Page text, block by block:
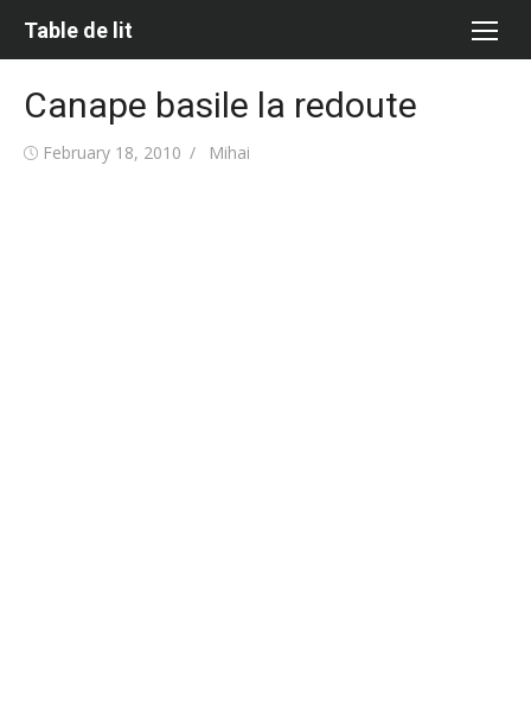
Table de lit
Canape basile la redoute
Posted
February 18, 2010 Author
Mihai